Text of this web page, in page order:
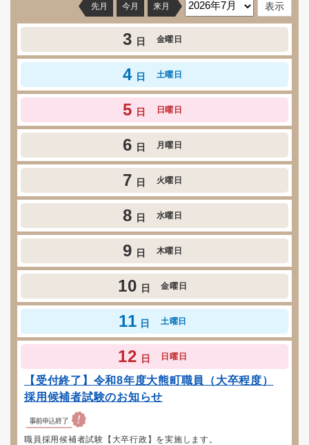
先月 今月 来月
3 日 金曜日
4 日 土曜日
5 日 日曜日
6 日 月曜日
7 日 火曜日
8 日 水曜日
9 日 木曜日
10 日 金曜日
11 日 土曜日
12 日 日曜日
【受付終了】令和8年度大熊町職員（大卒程度）
採用候補者試験のお知らせ
職員採用候補者試験【大卒行政】を実施します。